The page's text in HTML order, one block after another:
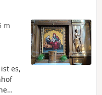
m
es,